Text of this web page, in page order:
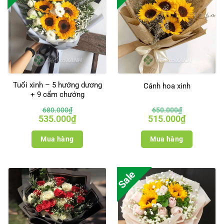
Tuổi xinh – 5 hướng dương
+ 9 cẩm chướng
680.000₫
Giá
gốc
là:
680.000₫.
535.000₫Giá
hiện
tại
Mua hàng
Cánh hoa xinh
650.000₫
Giá
gốc
là:
650.000₫.
515.000₫Giá
hiện
tại
Mua hàng
Sale